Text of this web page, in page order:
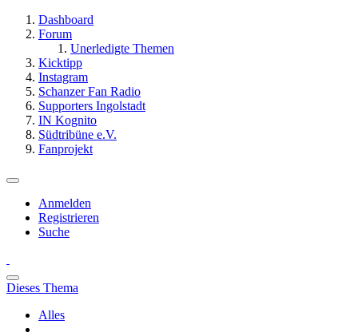
Dashboard
Forum
Unerledigte Themen
Kicktipp
Instagram
Schanzer Fan Radio
Supporters Ingolstadt
IN Kognito
Südtribüne e.V.
Fanprojekt
Anmelden
Registrieren
Suche
Dieses Thema
Alles